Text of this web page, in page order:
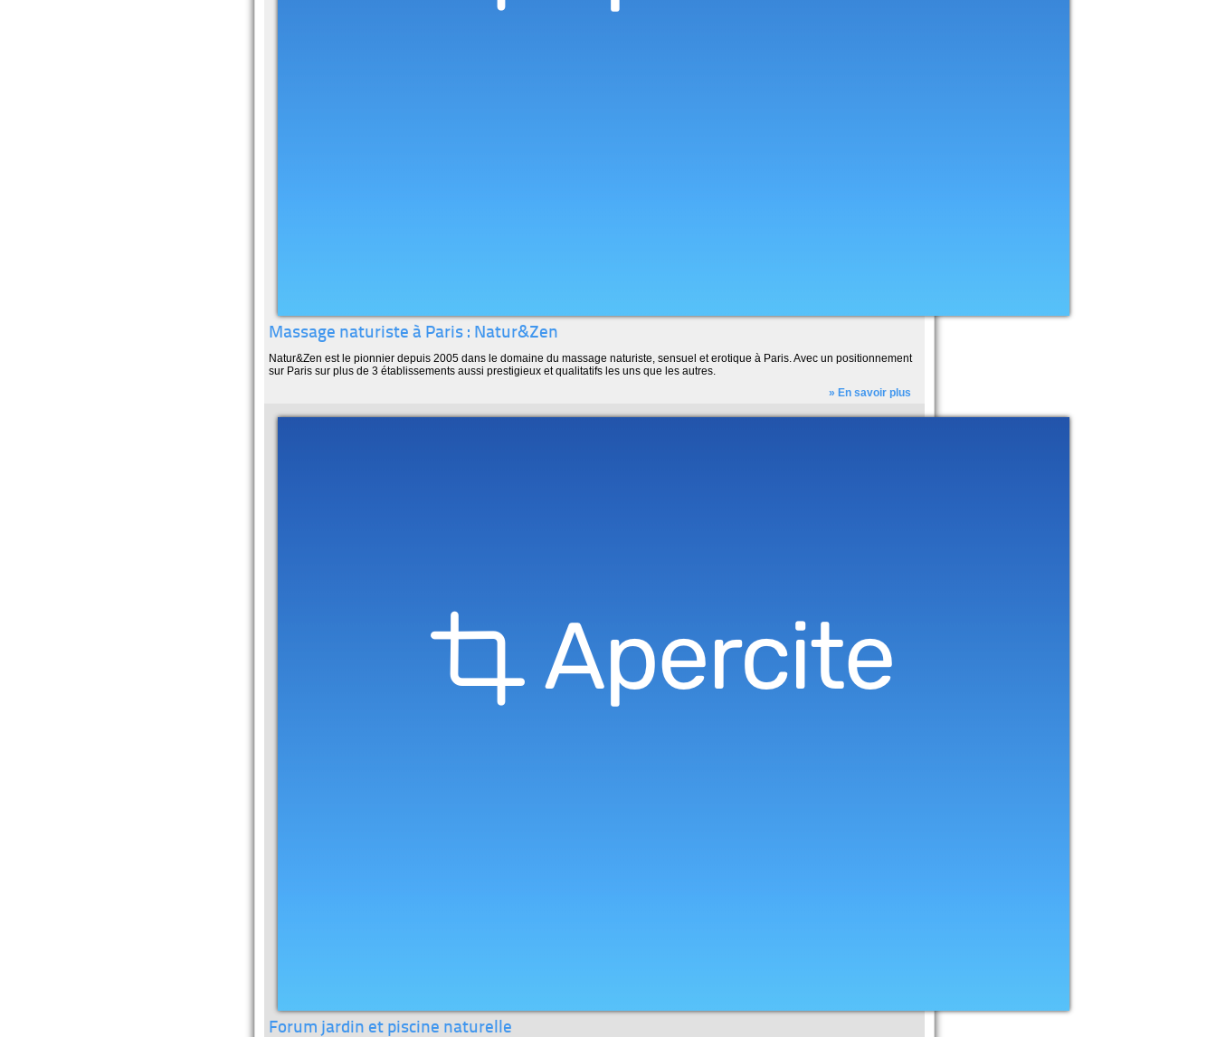
Massage naturiste à Paris : Natur&Zen
Natur&Zen est le pionnier depuis 2005 dans le domaine du massage naturiste, sensuel et erotique à Paris. Avec un positionnement
sur Paris sur plus de 3 établissements aussi prestigieux et qualitatifs les uns que les autres.
» En savoir plus
Forum jardin et piscine naturelle